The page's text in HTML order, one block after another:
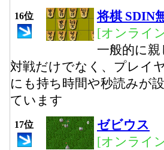
16位
将棋 SDIN
[オンライ
一般的に
対戦だけでなく、プレイ
にも持ち時間や秒読みが
ています
17位
ゼビウス
[オンライ